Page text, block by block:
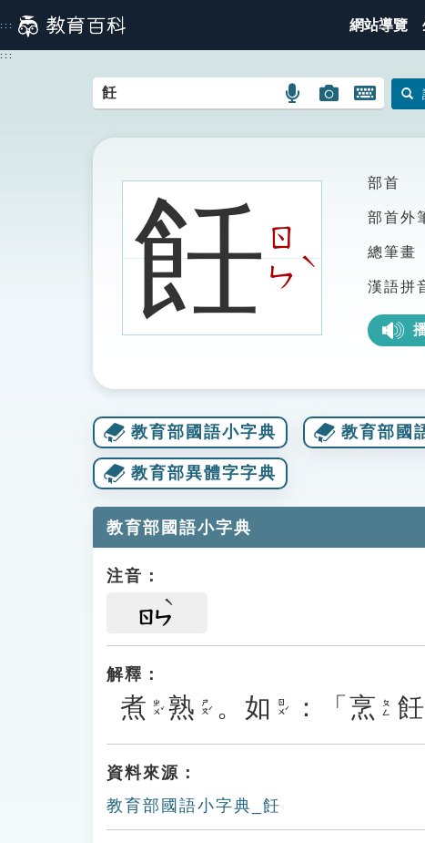
到
主
::: 網站導覽
:::
語
搜
圖
圖
搜
開
鍵
圖
飪ㄖ
ㄣ
ˋ
部首
部首外
總筆畫
漢語拼
教育部國語小字典 教育部國
教育部異體字字典
教育部國語小字典
注音：
ㄖㄣ
解釋：
煮 ㄓㄨˇ 熟 ㄕㄡˊ 。 如 ㄖㄨˊ ：「 烹 ㄆㄥ 飪
資料來源：
教育部國語小字典_飪